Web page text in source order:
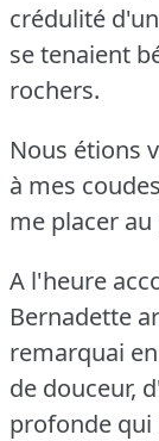
crédulité
se tenaient
rochers.
Nous étions
à mes
me placer
A l'heure
Bernadette
remarquai
de douceur,
profonde qui